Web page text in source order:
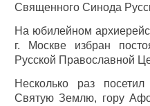
Священного Синода
На юбилейном
г. Москве избран
Русской Православной
Несколько раз
Святую Землю, гору